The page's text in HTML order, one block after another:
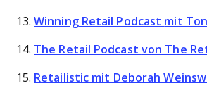
Winning Retail Podcast mit
The Retail Podcast von The
Retailistic mit Deborah